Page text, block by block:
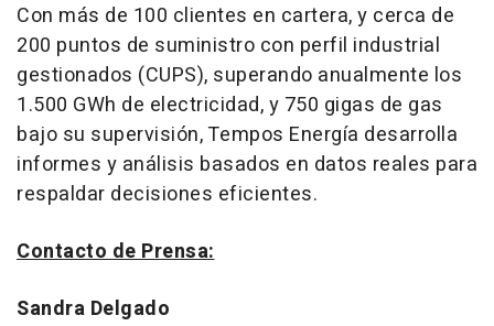
Con más de 100 clientes en cartera, y cerca de
200 puntos de suministro con perfil industrial
gestionados (CUPS), superando anualmente los
1.500 GWh de electricidad, y 750 gigas de gas
bajo su supervisión, Tempos Energía desarrolla
informes y análisis basados en datos reales para
respaldar decisiones eficientes.
Contacto de Prensa:
Sandra Delgado